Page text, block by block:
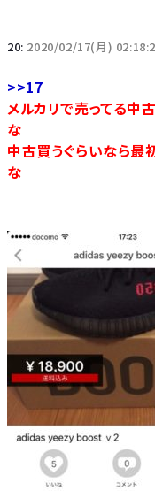
20: 2020/02/17(月)
>>17
メルカリで売ってる中
な
中古買うぐらいなら
な